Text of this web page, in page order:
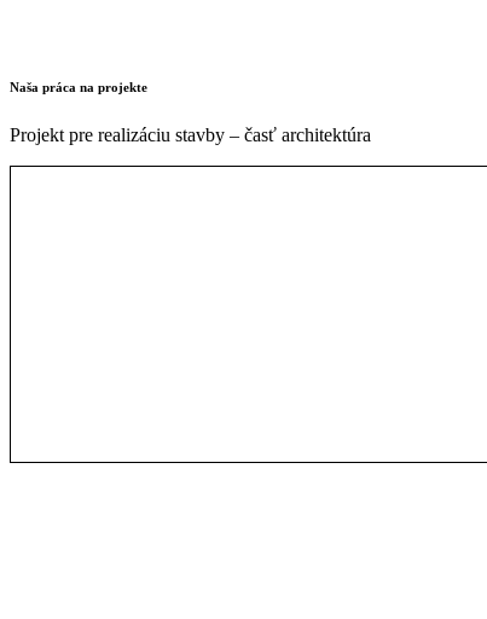
Naša práca na projekte
Projekt pre realizáciu stavby – časť architektúra